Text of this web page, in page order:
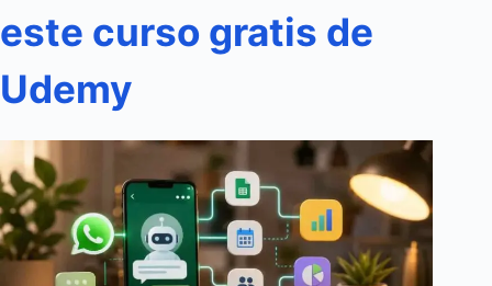
este curso gratis de
Udemy